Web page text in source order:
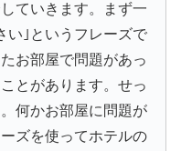
ていきます。まず一
い｣というフレーズで
お部屋で問題があっ
とがあります。せっ
何かお部屋に問題が
ズを使ってホテルの